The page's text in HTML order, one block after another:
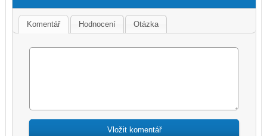
Komentář Hodnocení Otázka